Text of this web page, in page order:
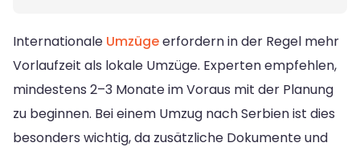
Internationale Umzügeerfordern in der Regel mehr
Vorlaufzeit als lokale Umzüge. Experten empfehlen,
mindestens 2–3 Monate im Voraus mit der Planung
zu beginnen. Bei einem Umzug nach Serbien ist dies
besonders wichtig, da zusätzliche Dokumente und